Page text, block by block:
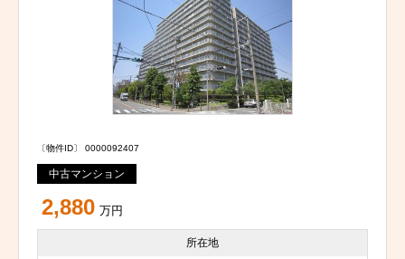
〔物件ID〕 0000092407
中古マンション
2,880 万円
所在地